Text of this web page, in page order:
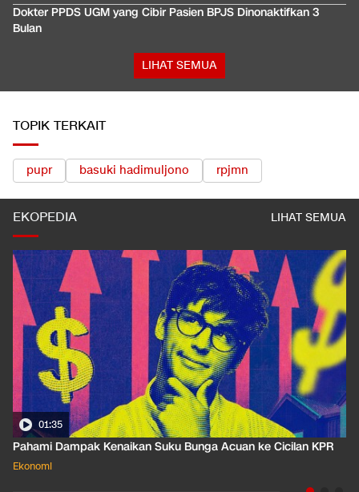
Dokter PPDS UGM yang Cibir Pasien BPJS Dinonaktifkan 3
Bulan
LIHAT SEMUA
TOPIK TERKAIT
pupr basuki hadimuljono rpjmn
EKOPEDIA LIHAT SEMUA
01:35
Pahami Dampak Kenaikan Suku Bunga Acuan ke Cicilan KPR
Ekonomi